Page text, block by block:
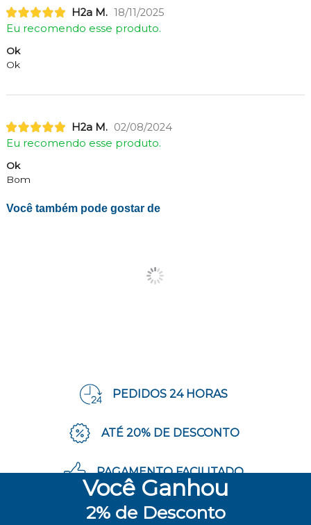
H2a M. 18/11/2025
Eu recomendo esse produto.
Ok
Ok
H2a M. 02/08/2024
Eu recomendo esse produto.
Ok
Bom
Você também pode gostar de
PEDIDOS 24 HORAS
ATÉ 20% DE DESCONTO
PAGAMENTO FACILITADO
ENVIO RÁPIDO
Você Ganhou
2%de Desconto